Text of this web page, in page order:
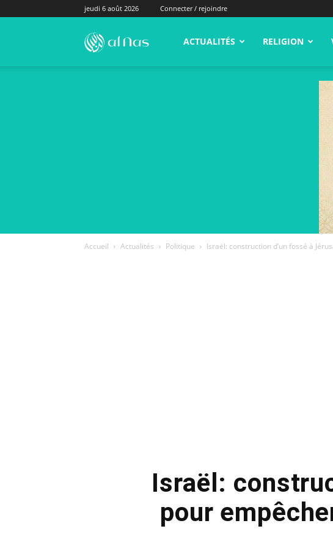
jeudi 6 août 2026 Connecter / rejoindre
alNas.fr ACTUALITÉS RELIGION
Accueil Actualités Politique Israël: construction d’un fossé à
Israël:
pour